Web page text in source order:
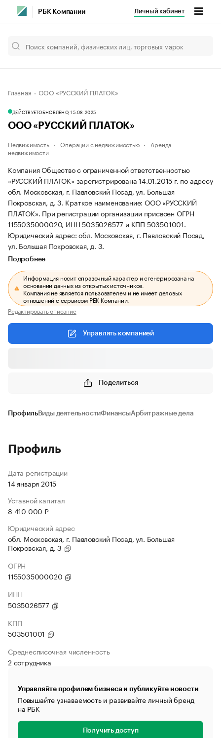
РБК Компании Личный кабинет
Главная ООО «РУССКИЙ ПЛАТОК»
ДЕЙСТВУЕТОБНОВЛЕНО, 15.08.2025
ООО «РУССКИЙ ПЛАТОК»
Недвижимость Операции с недвижимостью
Аренда
недвижимости
Компания Общество с ограниченной ответственностью
«РУССКИЙ ПЛАТОК» зарегистрирована 14.01.2015 г. по адресу
обл. Московская, г. Павловский Посад, ул. Большая
Покровская, д. 3. Краткое наименование: ООО «РУССКИЙ
ПЛАТОК». При регистрации организации присвоен ОГРН
1155035000020, ИНН 5035026577 и КПП 503501001.
Юридический адрес: обл. Московская, г. Павловский Посад,
ул. Большая Покровская, д. 3.
Подробнее
Информация носит справочный характер и сгенерирована на
основании данных из открытых источников.
Компания не является пользователем и не имеет деловых
отношений с сервисом РБК Компании.
Редактировать описание
Управлять компанией
Поделиться
ПрофильВиды деятельностиФинансыАрбитражные дела
Профиль
Дата регистрации
14 января 2015
Уставной капитал
8 410 000 ₽
Юридический адрес
обл. Московская, г. Павловский Посад, ул. Большая
Покровская, д. 3
ОГРН
1155035000020
ИНН
5035026577
КПП
503501001
Среднесписочная численность
2 сотрудника
Управляйте профилем бизнеса и публикуйте новости
Повышайте узнаваемость и развивайте личный бренд
на РБК
Получить доступ